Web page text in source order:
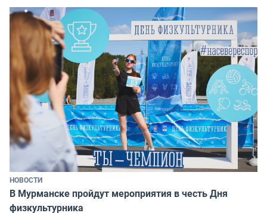
НОВОСТИ
В Мурманске пройдут мероприятия в честь Дня
физкультурника